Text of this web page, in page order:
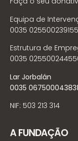
Equipa de
0035
Estrutura de
0035
Lar Jorbalán
0035
NIF: 503 213 314
A FUNDAÇÃO